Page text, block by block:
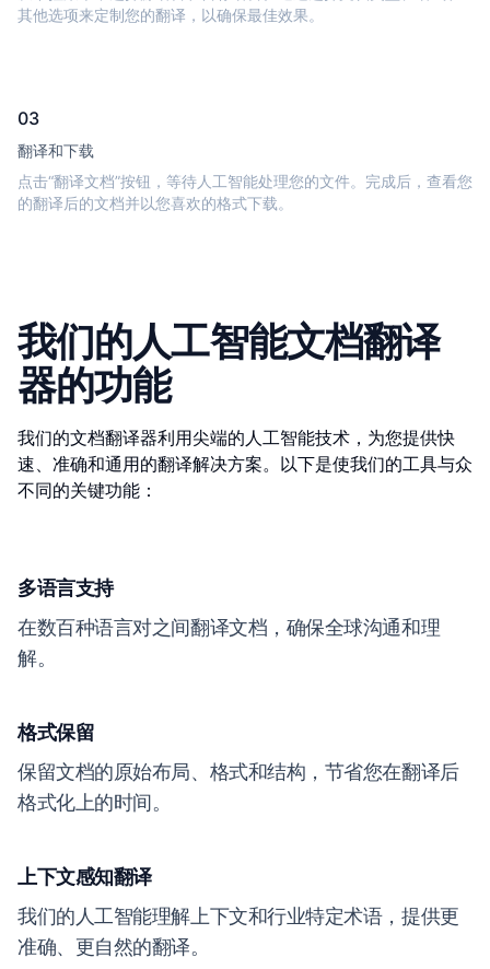
其他选项来定制您的翻译，以确保最佳效果。
03
翻译和下载
点击“翻译文档”按钮，等待人工智能处理您的文件。完成后，查看您
的翻译后的文档并以您喜欢的格式下载。
我们的人工智能文档翻译
器的功能
我们的文档翻译器利用尖端的人工智能技术，为您提供快
速、准确和通用的翻译解决方案。以下是使我们的工具与众
不同的关键功能：
多语言支持
在数百种语言对之间翻译文档，确保全球沟通和理
解。
格式保留
保留文档的原始布局、格式和结构，节省您在翻译后
格式化上的时间。
上下文感知翻译
我们的人工智能理解上下文和行业特定术语，提供更
准确、更自然的翻译。